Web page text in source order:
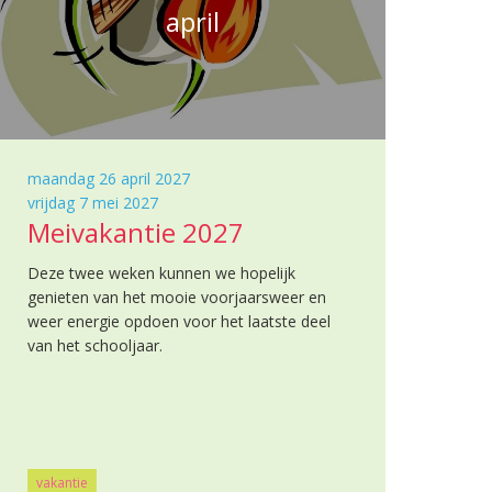
april
maandag 26 april 2027
vrijdag 7 mei 2027
Meivakantie 2027
Deze twee weken kunnen we hopelijk
genieten van het mooie voorjaarsweer en
weer energie opdoen voor het laatste deel
van het schooljaar.
vakantie